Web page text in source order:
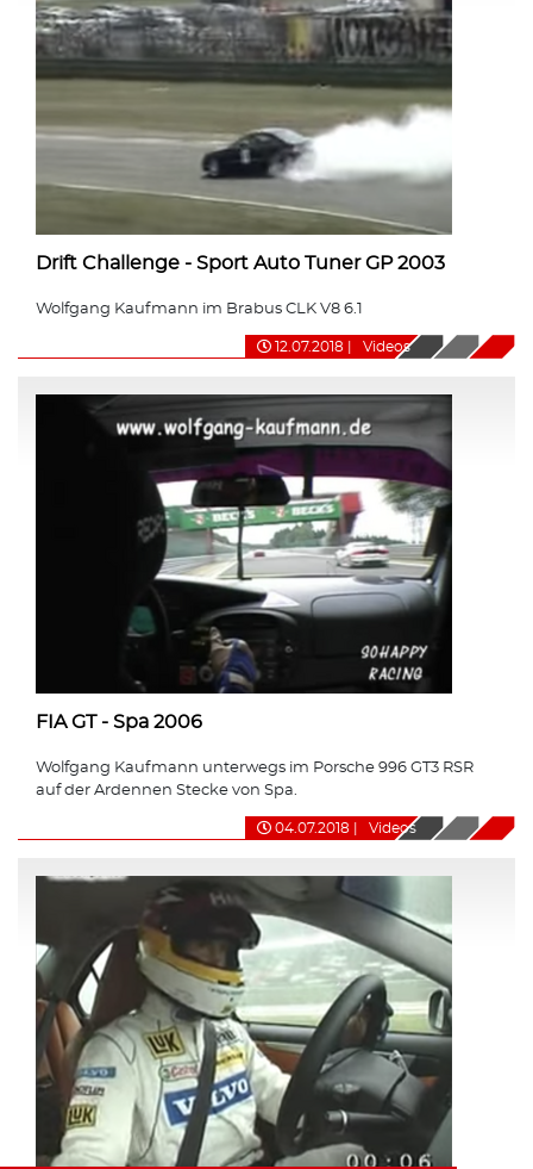
Drift Challenge - Sport Auto Tuner GP 2003
Wolfgang Kaufmann im Brabus CLK V8 6.1
12.07.2018 Videos
FIA GT - Spa 2006
Wolfgang Kaufmann unterwegs im Porsche 996 GT3 RSR
auf der Ardennen Stecke von Spa.
04.07.2018 Videos